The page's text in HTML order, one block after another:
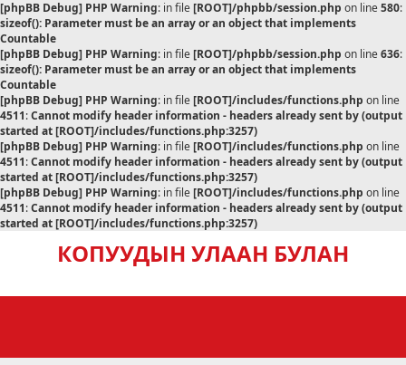
[phpBB Debug] PHP Warning: in file[ROOT]/phpbb/session.php on line580:
sizeof(): Parameter must be an array or an object that implements
Countable
[phpBB Debug] PHP Warning: in file[ROOT]/phpbb/session.php on line636:
sizeof(): Parameter must be an array or an object that implements
Countable
[phpBB Debug] PHP Warning: in file[ROOT]/includes/functions.php on line
4511:Cannot modify header information - headers already sent by (output
started at [ROOT]/includes/functions.php:3257)
[phpBB Debug] PHP Warning: in file[ROOT]/includes/functions.php on line
4511:Cannot modify header information - headers already sent by (output
started at [ROOT]/includes/functions.php:3257)
[phpBB Debug] PHP Warning: in file[ROOT]/includes/functions.php on line
4511:Cannot modify header information - headers already sent by (output
started at [ROOT]/includes/functions.php:3257)
КОПУУДЫН УЛААН БУЛАН